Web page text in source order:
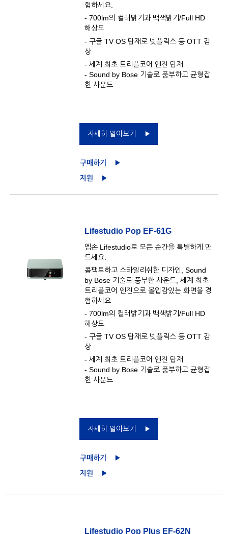
험하세요.
- 700lm의 컬러밝기과 백색밝기/Full HD
해상도
- 구글 TV OS 탑재로 넷플릭스 등 OTT 감
상
- 세계 최초 트리플코어 엔진 탑재
- Sound by Bose 기술로 풍부하고 균형잡
힌 사운드
자세히 알아보기
구매하기
지원
Lifestudio Pop EF-61G
엡손 Lifestudio로 모든 순간을 특별하게 만
드세요.
콤팩트하고 스타일리쉬한 디자인, Sound
by Bose 기술로 풍부한 사운드, 세계 최초
트리플코어 엔진으로 몰입감있는 화면을 경
험하세요.
- 700lm의 컬러밝기과 백색밝기/Full HD
해상도
- 구글 TV OS 탑재로 넷플릭스 등 OTT 감
상
- 세계 최초 트리플코어 엔진 탑재
- Sound by Bose 기술로 풍부하고 균형잡
힌 사운드
자세히 알아보기
구매하기
지원
Lifestudio Pop Plus EF-62N